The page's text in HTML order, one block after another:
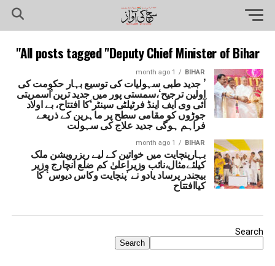
All posts tagged "Deputy Chief Minister of Bihar"
BIHAR
1 month ago
’ جدید طبی سہولیات کی توسیع بہار حکومت کی
اولین ترجیح‘،سمستی پور میں جدید ترین’اسمریتی
آئی وی ایف اینڈ فرٹیلٹی سینٹر‘کا افتتاح، بے اولاد
جوڑوں کو مقامی سطح پر ماہرین کے ذریعے
فراہم ہوگی جدید علاج کی سہولت
BIHAR
1 month ago
بہارپنچایت میں خواتین کے لیے ریزرویشن ملک
کیلئےمثال،نائب وزیراعلیٰ کم ضلع انچارج وزیر
بیجندر پرساد یادو نے ’پنچایت وکاس دیوس‘ کا
کیاافتتاح
Search
Search